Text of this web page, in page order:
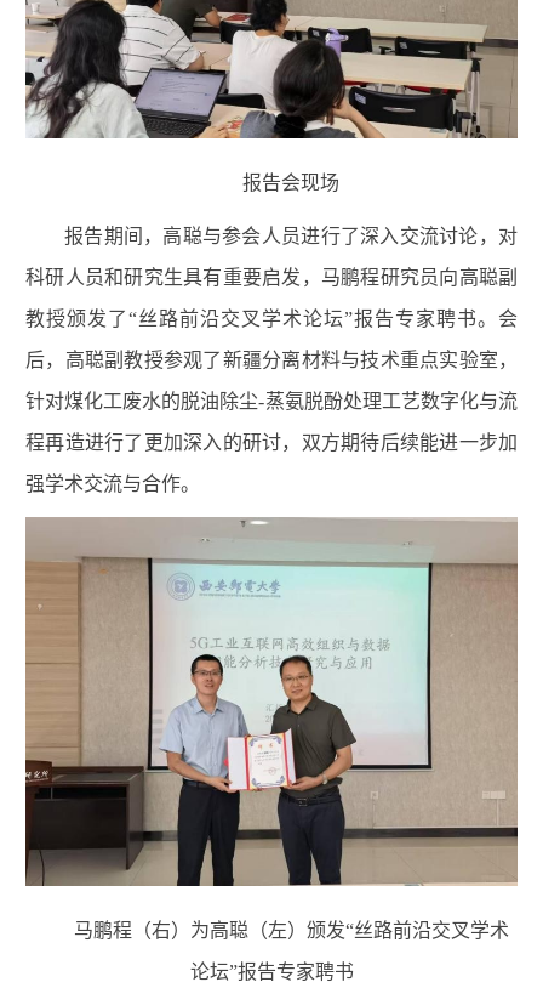
报告会现场
报告期间，高聪与参会人员进行了深入交流讨论，对
科研人员和研究生具有重要启发， 马鹏程研究员向高聪副
教授颁发了“丝路前沿交叉学术论坛”报告专家聘书。 会
后，高聪副教授参观了新疆分离材料与技术重点实验室，
针对煤化工废水的脱油除尘-蒸氨脱酚处理工艺数字化与流
程再造进行了更加深入的研讨，双方期待后续能进一步加
强学术交流与合作。
马鹏程（右）为高聪（左）颁发“丝路前沿交叉学术
论坛”报告专家聘书